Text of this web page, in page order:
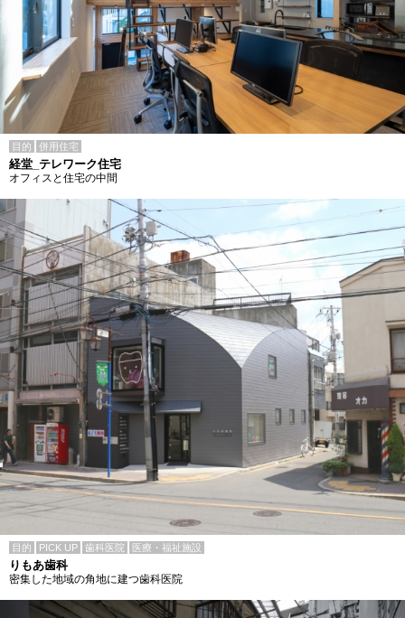
目的 併用住宅
経堂_テレワーク住宅
オフィスと住宅の中間
目的 PICK UP 歯科医院 医療・福祉施設
りもあ歯科
密集した地域の角地に建つ歯科医院